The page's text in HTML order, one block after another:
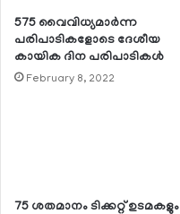
575 വൈവിധ്യമാര്‍ന്ന
പരിപാടികളോടെ ദേശീയ
കായിക ദിന പരിപാടികള്‍
February 8, 2022
75 ശതമാനം ടിക്കറ്റ് ഉടമകളും